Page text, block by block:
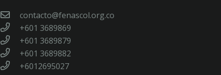
contacto@fenascol.org.co
+601 3689869
+601 3689879
+601 3689882
+6012695027